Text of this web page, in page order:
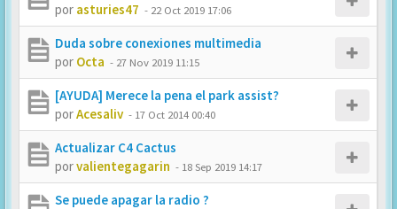
por asturies47 - 22 Oct 2019 17:06
Duda sobre conexiones multimedia
por Octa - 27 Nov 2019 11:15
[AYUDA] Merece la pena el park assist?
porAcesaliv - 17 Oct 2014 00:40
Actualizar C4 Cactus
porvalientegagarin - 18 Sep 2019 14:17
Se puede apagar la radio ?